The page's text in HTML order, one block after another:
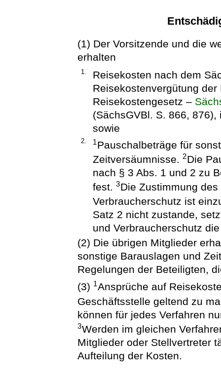
(1) Der Vorsitzende und die
erhalten
1.
Reisekosten nach dem
Reisekostenvergütung
Reisekostengesetz –
(SächsGVBl. S. 866,
sowie
2. 1Pauschalbeträge für
Zeitversäumnisse. 2Die
nach § 3 Abs. 1 und 2 zu
fest. 3Die Zustimmung
Verbraucherschutz ist
Satz 2 nicht zustande,
und Verbraucherschutz
(2) Die übrigen Mitglieder
sonstige Barauslagen und
Regelungen der Beteiligten,
(3) 1Ansprüche auf
Geschäftsstelle geltend zu
können für jedes Verfahren
3Werden im gleichen
Mitglieder oder Stellvertreter
Aufteilung der Kosten.